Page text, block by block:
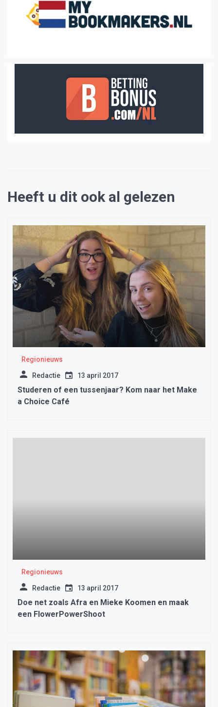
Heeft u dit ook al gelezen
Regionieuws
Redactie 13 april 2017
Studeren of een tussenjaar? Kom naar het Make
a Choice Café
Regionieuws
Redactie 13 april 2017
Doe net zoals Afra en Mieke Koomen en maak
een FlowerPowerShoot